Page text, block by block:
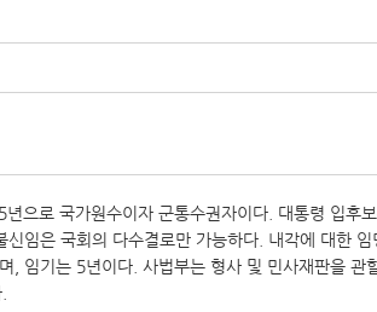
으로 국가원수이자 군통수권자이다. 대통령 입후
임은 국회의 다수결로만 가능하다. 내각에 대한
, 임기는 5년이다. 사법부는 형사 및 민사재판을 관